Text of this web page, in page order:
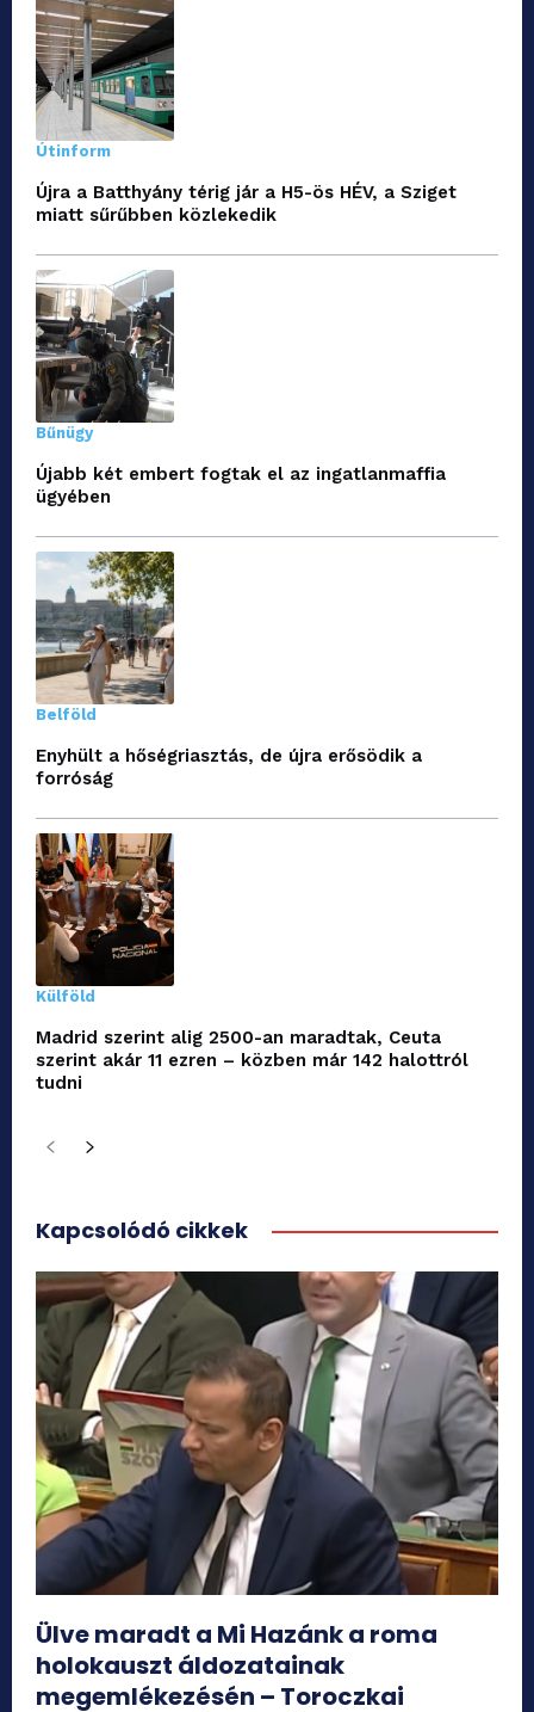
Útinform
Újra a Batthyány térig jár a H5-ös HÉV, a Sziget
miatt sűrűbben közlekedik
Bűnügy
Újabb két embert fogtak el az ingatlanmaffia
ügyében
Belföld
Enyhült a hőségriasztás, de újra erősödik a
forróság
Külföld
Madrid szerint alig 2500-an maradtak, Ceuta
szerint akár 11 ezren – közben már 142 halottról
tudni
Kapcsolódó cikkek
Ülve maradt a Mi Hazánk a roma
holokauszt áldozatainak
megemlékezésén – Toroczkai